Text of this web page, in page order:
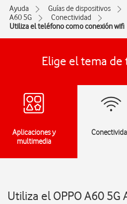
Ayuda Guías de dispositivos
A60 5G
Conectividad
Utiliza el teléfono como conexión wifi
Elige el tema de
Aplicaciones y
multimedia
Utiliza el OPPO A60 5G